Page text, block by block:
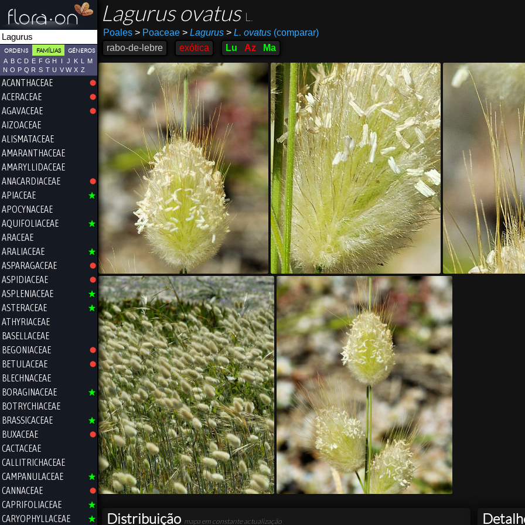
ORDENS FAMÍLIAS GÉNEROS
A B C D E F G H I J K L
M
N O P Q R S T U V W X Z
ACANTHACEAE
ACERACEAE
AGAVACEAE
AIZOACEAE
ALISMATACEAE
AMARANTHACEAE
AMARYLLIDACEAE
ANACARDIACEAE
APIACEAE
APOCYNACEAE
AQUIFOLIACEAE
ARACEAE
ARALIACEAE
ASPARAGACEAE
ASPIDIACEAE
ASPLENIACEAE
ASTERACEAE
ATHYRIACEAE
BASELLACEAE
BEGONIACEAE
BETULACEAE
BLECHNACEAE
BORAGINACEAE
BOTRYCHIACEAE
BRASSICACEAE
BUXACEAE
CACTACEAE
CALLITRICHACEAE
CAMPANULACEAE
CANNACEAE
CAPRIFOLIACEAE
CARYOPHYLLACEAE
Lagurus ovatus
Poales >Poaceae > Lagurus > L. ovatus(comparar)
rabo-de-lebre
exótica Lu Az Ma
Distribuição mapa em constante actualização